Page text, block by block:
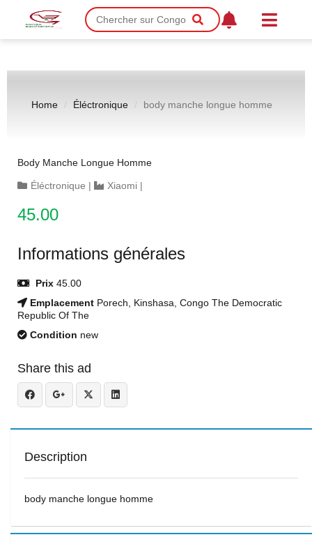
Home Éléctronique body manche longue homme
Body Manche Longue Homme
Éléctronique | Xiaomi |
45.00
Informations générales
Prix 45.00
Emplacement Porech, Kinshasa, Congo The Democratic
Republic Of The
Condition new
Share this ad
Description
body manche longue homme